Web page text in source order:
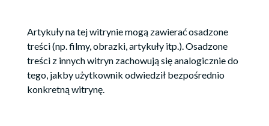
Artykuły na tej witrynie mogą zawierać osadzone
treści (np. filmy, obrazki, artykuły itp.). Osadzone
treści z innych witryn zachowują się analogicznie do
tego, jakby użytkownik odwiedził bezpośrednio
konkretną witrynę.